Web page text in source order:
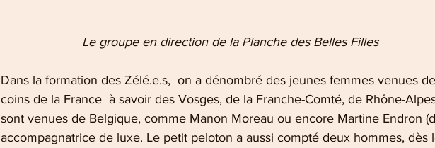
     Le groupe en direction de la Planche des Belles Filles
Dans la formation des Zélé.e.s,  on a dénombré des jeunes femmes venues
coins de la France  à savoir des Vosges, de la Franche-Comté, de Rhône-
sont venues de Belgique, comme Manon Moreau ou encore Martine Endron
accompagnatrice de luxe. Le petit peloton a aussi compté deux hommes, dès